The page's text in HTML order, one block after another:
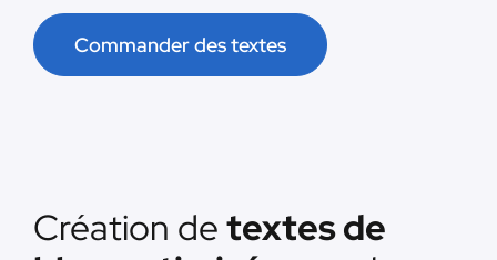
Commander des textes
Création detextes de